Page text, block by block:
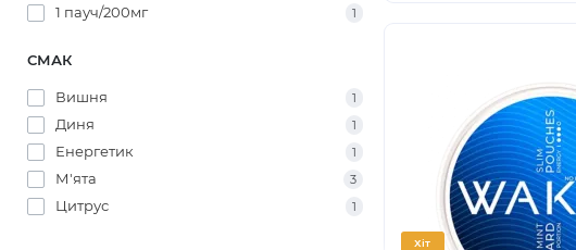
1 пауч/200мг 1
СМАК
Вишня 1
Диня 1
Енергетик 1
М'ята 3
Цитрус 1
Хіт